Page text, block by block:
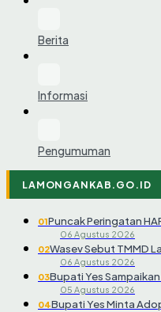
Berita
Informasi
Pengumuman
LAMONGANKAB.GO.ID
01Puncak Peringatan
06 Agustus 2026
02Wasev Sebut TMMD
06 Agustus 2026
03Bupati Yes
05 Agustus 2026
04Bupati Yes Minta